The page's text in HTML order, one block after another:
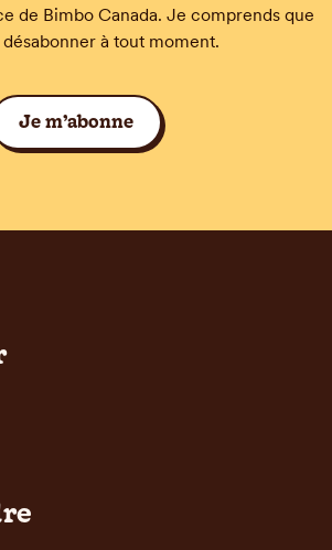
de Bimbo Canada. Je comprends que
à tout moment.
Je m’abonne